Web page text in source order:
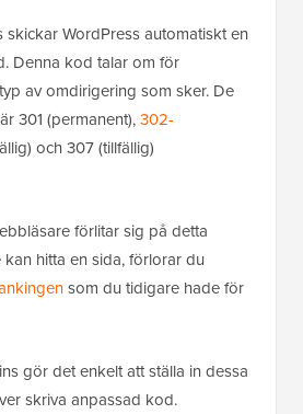
WordPress automatiskt en
Denna kod talar om för
av omdirigering som sker. De
301 (permanent),302-
och 307 (tillfällig)
förlitar sig på detta
kan hitta en sida, förlorar du
som du tidigare hade för
gör det enkelt att ställa in dessa
skriva anpassad kod.